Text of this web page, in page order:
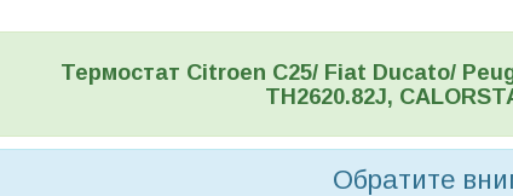
Термостат Citroen C25/ Fiat Ducato/
TH2620.82J,
Обратите